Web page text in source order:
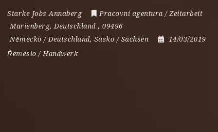
Starke Jobs Annaberg
Pracovní agentura / Zeitarbeit
Marienberg, Deutschland , 09496
Německo / Deutschland, Sasko / Sachsen
14/03/2019
Řemeslo / Handwerk